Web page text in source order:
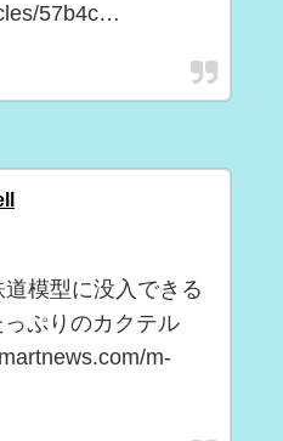
57b4c…
模型に没入できる
っぷりのカクテル
m-